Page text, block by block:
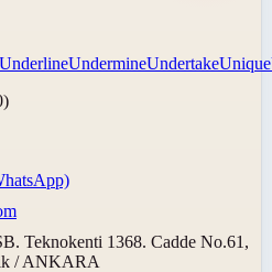
UnderlineUndermineUndertakeUnique
Teknokenti 1368. Cadde No.61,
/ ANKARA